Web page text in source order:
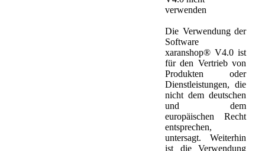
verwenden
Die Verwendung der
Software
xaranshop® V4.0 ist
für den Vertrieb von
Produkten oder
Dienstleistungen, die
nicht dem deutschen
und dem
europäischen Recht
entsprechen,
untersagt. Weiterhin
ist die Verwendung